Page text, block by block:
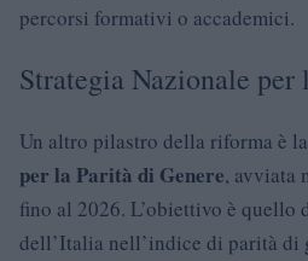
percorsi formativi o accademici.
Strategia Nazionale per
Un altro pilastro della riforma è la
per la Parità di Genere, avviata
fino al 2026. L’obiettivo è
dell’Italia nell’indice di parità di